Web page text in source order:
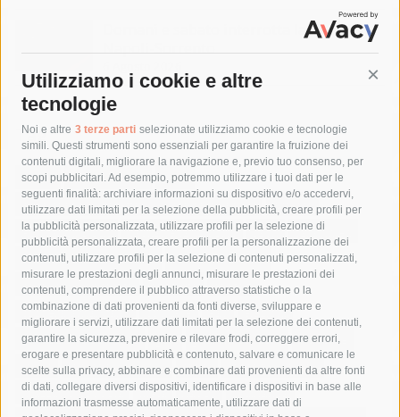
Utilizziamo i cookie e altre
tecnologie
Noi e altre 3 terze parti selezionate utilizziamo cookie e tecnologie
simili. Questi strumenti sono essenziali per garantire la fruizione dei
contenuti digitali, migliorare la navigazione e, previo tuo consenso, per
scopi pubblicitari. Ad esempio, potremmo utilizzare i tuoi dati per le
seguenti finalità: archiviare informazioni su dispositivo e/o accedervi,
utilizzare dati limitati per la selezione della pubblicità, creare profili per
la pubblicità personalizzata, utilizzare profili per la selezione di
pubblicità personalizzata, creare profili per la personalizzazione dei
contenuti, utilizzare profili per la selezione di contenuti personalizzati,
misurare le prestazioni degli annunci, misurare le prestazioni dei
contenuti, comprendere il pubblico attraverso statistiche o la
combinazione di dati provenienti da fonti diverse, sviluppare e
migliorare i servizi, utilizzare dati limitati per la selezione dei contenuti,
garantire la sicurezza, prevenire e rilevare frodi, correggere errori,
erogare e presentare pubblicità e contenuto, salvare e comunicare le
scelte sulla privacy, abbinare e combinare dati provenienti da altre fonti
di dati, collegare diversi dispositivi, identificare i dispositivi in base alle
informazioni trasmesse automaticamente, utilizzare dati di
Domani e sabato interrotta la linea Eav
Napoli-Sorrento
Tag
acqua allerta meteo
anas
area marina protetta di punta campanella
arresto
Asl Napoli 3 sud
capitaneria di porto capri
carabinieri
castellammare di stabia
circumvesuviana
comune di sorrento
concerto
contagi
costiera amalfitana
covid-19 eav
elezioni
fondazione sorrento
gori guardia costiera
incidente
lavori
lorenzo balducelli mare
massa lubrense
massimo coppola
Meta napoli
ordinanza